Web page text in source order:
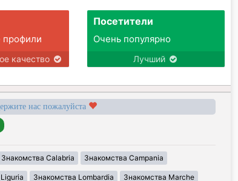
профили
качество
Посетители
Очень популярно
Лучший
нас пожалуйста
Знакомства Calabria Знакомства Campania
Знакомства Lombardia Знакомства Marche